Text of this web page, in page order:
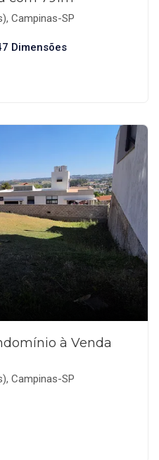
Campinas-SP
Dimensões
à Venda
Campinas-SP